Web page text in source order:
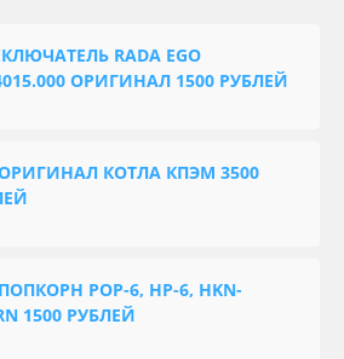
RADA EGO
ОРИГИНАЛ 1500 РУБЛЕЙ
КОТЛА КПЭМ 3500
POP-6, HP-6, HKN-
1500 РУБЛЕЙ